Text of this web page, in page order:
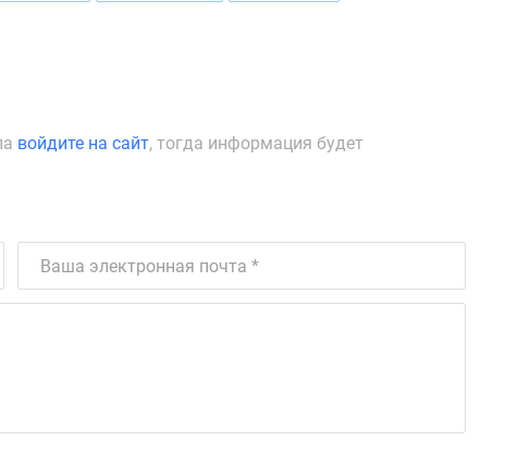
войдите на сайт, тогда информация будет